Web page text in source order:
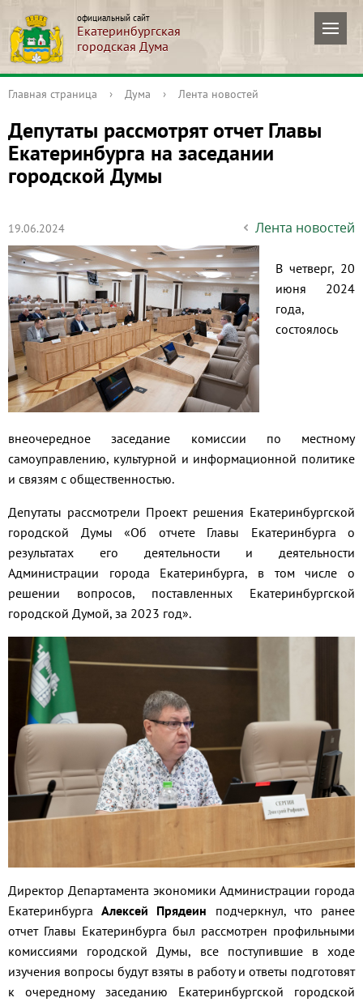
официальный сайт
Екатеринбургская
городская Дума
Главная страница › Дума › Лента новостей
Депутаты рассмотрят отчет Главы
Екатеринбурга на заседании
городской Думы
19.06.2024 Лента новостей
В четверг, 20
июня 2024
года,
состоялось
внеочередное заседание комиссии по местному
самоуправлению, культурной и информационной политике
и связям с общественностью.
Депутаты рассмотрели Проект решения Екатеринбургской
городской Думы «Об отчете Главы Екатеринбурга о
результатах его деятельности и деятельности
Администрации города Екатеринбурга, в том числе о
решении вопросов, поставленных Екатеринбургской
городской Думой, за 2023 год».
Директор Департамента экономики Администрации города
ЕкатеринбургаАлексей Прядеин подчеркнул, что ранее
отчет Главы Екатеринбурга был рассмотрен профильными
комиссиями городской Думы, все поступившие в ходе
изучения вопросы будут взяты в работу и ответы подготовят
к очередному заседанию Екатеринбургской городской